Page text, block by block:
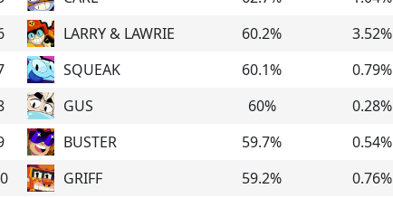
LARRY & LAWRIE 60.2% 3.52%
SQUEAK 60.1% 0.79%
GUS 60% 0.28%
BUSTER 59.7% 0.54%
GRIFF 59.2% 0.76%